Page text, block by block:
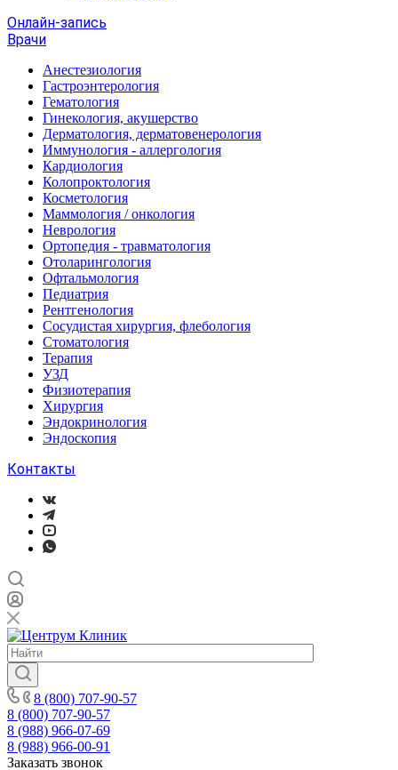
Онлайн-запись
Врачи
Анестезиология
Гастроэнтерология
Гематология
Гинекология, акушерство
Дерматология, дерматовенерология
Иммунология - аллергология
Кардиология
Колопроктология
Косметология
Маммология / онкология
Неврология
Ортопедия - травматология
Отоларингология
Офтальмология
Педиатрия
Рентгенология
Сосудистая хирургия, флебология
Стоматология
Терапия
УЗД
Физиотерапия
Хирургия
Эндокринология
Эндоскопия
Контакты
8 (800) 707-90-57
8 (800) 707-90-57
8 (988) 966-07-69
8 (988) 966-00-91
Заказать звонок